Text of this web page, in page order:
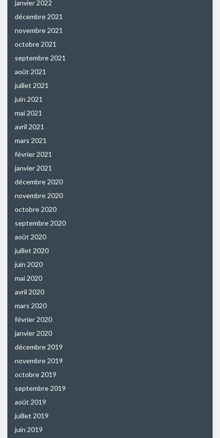
janvier 2022
décembre 2021
novembre 2021
octobre 2021
septembre 2021
août 2021
juillet 2021
juin 2021
mai 2021
avril 2021
mars 2021
février 2021
janvier 2021
décembre 2020
novembre 2020
octobre 2020
septembre 2020
août 2020
juillet 2020
juin 2020
mai 2020
avril 2020
mars 2020
février 2020
janvier 2020
décembre 2019
novembre 2019
octobre 2019
septembre 2019
août 2019
juillet 2019
juin 2019